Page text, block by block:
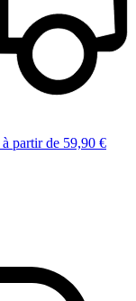
à partir de 59,90 €